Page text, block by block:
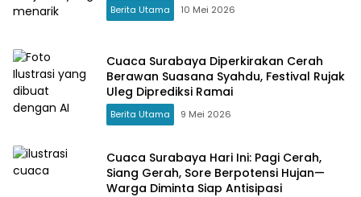
Berita Utama 10 Mei 2026
Cuaca Surabaya Diperkirakan Cerah
Berawan Suasana Syahdu, Festival Rujak
Uleg Diprediksi Ramai
Berita Utama 9 Mei 2026
Cuaca Surabaya Hari Ini: Pagi Cerah,
Siang Gerah, Sore Berpotensi Hujan—
Warga Diminta Siap Antisipasi